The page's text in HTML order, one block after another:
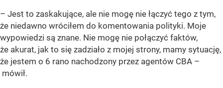
– Jest to zaskakujące, ale nie mogę nie łączyć tego z tym,
że niedawno wróciłem do komentowania polityki. Moje
wypowiedzi są znane. Nie mogę nie połączyć faktów,
że akurat, jak to się zadziało z mojej strony, mamy sytuację,
że jestem o 6 rano nachodzony przez agentów CBA –
mówił.